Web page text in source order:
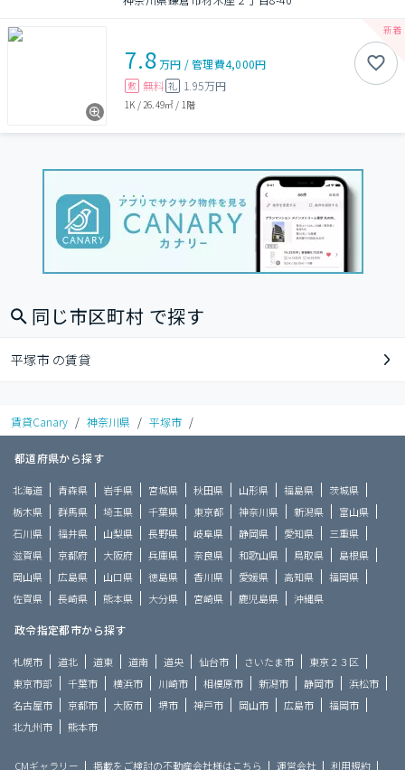
7.8万円 /管理費4,000円
敷 無料 礼 1.95万円
1K / 26.49㎡ / 1階
同じ市区町村 で探す
平塚市 の賃貸
賃貸Canary / 神奈川県 / 平塚市 /
都道府県から探す
北海道 青森県 岩手県 宮城県 秋田県 山形県 福島県
茨城県
栃木県
群馬県 埼玉県 千葉県 東京都 神奈川県 新潟県
富山県
石川県
福井県 山梨県 長野県 岐阜県 静岡県 愛知県
三重県
滋賀県
京都府 大阪府 兵庫県 奈良県 和歌山県 鳥取県
島根県
岡山県
広島県 山口県 徳島県 香川県 愛媛県 高知県
福岡県
佐賀県
長崎県 熊本県 大分県 宮崎県 鹿児島県 沖縄県
政令指定都市から探す
札幌市 道北 道東 道南 道央 仙台市 さいたま市
東京２３区
東京市部
千葉市 横浜市 川崎市 相模原市 新潟市 静岡市
浜松市
名古屋市
京都市 大阪市 堺市 神戸市 岡山市 広島市
福岡市
北九州市
熊本市
CMギャラリー 掲載をご検討の不動産会社様はこちら 運営会社 利用規約